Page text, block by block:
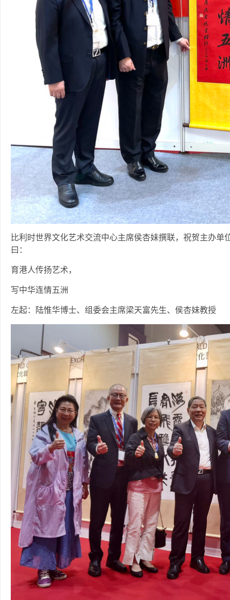
比利时世界文化艺术交流中心主席侯杏妹撰联，祝贺主办
曰：
育港人传扬艺术，
写中华连情五洲
左起：陆惟华博士、组委会主席梁天富先生、侯杏妹教授